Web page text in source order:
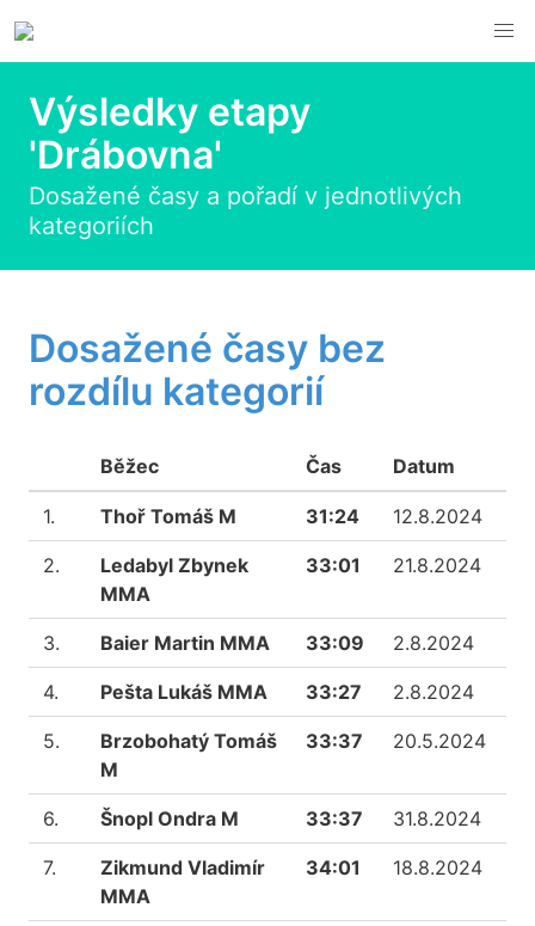
Výsledky etapy
'Drábovna'
Dosažené časy a pořadí v jednotlivých
kategoriích
Dosažené časy bez
rozdílu kategorií
Běžec Čas Datum
1. Thoř Tomáš M 31:24 12.8.2024
2.
Ledabyl Zbynek
MMA
33:01 21.8.2024
3. Baier Martin MMA 33:09 2.8.2024
4. Pešta Lukáš MMA 33:27 2.8.2024
5.
Brzobohatý Tomáš
M
33:37 20.5.2024
6. Šnopl Ondra M 33:37 31.8.2024
7.
Zikmund Vladimír
MMA
34:01 18.8.2024